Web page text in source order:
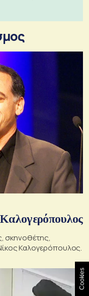
σκηνοθέτης,
Καλογερόπουλος.
Cookies